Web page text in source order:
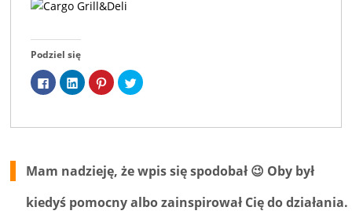
Podziel się
Kliknij,
aby
udostępnić
się
Kliknij,
aby
udostępnić
się
Udostępniej
na
Pinterest(Otwiera
nowym
Udostępnij
na
nowym
Mam nadzieję, że wpis się spodobał 😉 Oby był
kiedyś pomocny albo zainspirował Cię do działania.